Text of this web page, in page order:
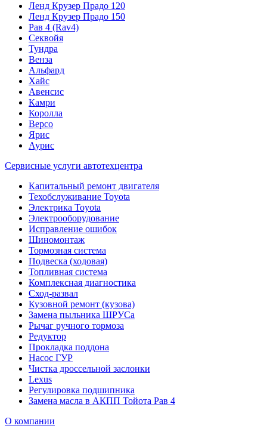
Ленд Крузер Прадо 120
Ленд Крузер Прадо 150
Рав 4 (Rav4)
Секвойя
Тундра
Венза
Альфард
Хайс
Авенсис
Камри
Королла
Версо
Ярис
Аурис
Сервисные услуги автотехцентра
Капитальный ремонт двигателя
Техобслуживание Toyota
Электрика Toyota
Электрооборудование
Исправление ошибок
Шиномонтаж
Тормозная система
Подвеска (ходовая)
Топливная система
Комплексная диагностика
Сход-развал
Кузовной ремонт (кузова)
Замена пыльника ШРУСа
Рычаг ручного тормоза
Редуктор
Прокладка поддона
Насос ГУР
Чистка дроссельной заслонки
Lexus
Регулировка подшипника
Замена масла в АКПП Тойота Рав 4
О компании